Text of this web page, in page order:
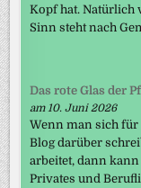
Kopf hat. Natürlich
Sinn steht nach
Das rote Glas der
am 10. Juni 2026
Wenn man sich für
Blog darüber
arbeitet, dann
Privates und